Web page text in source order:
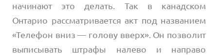
начинают это делать. Так в канадском
Онтарио рассматривается акт под названием
«Телефон вниз — голову вверх». Он позволит
выписывать штрафы налево и направо